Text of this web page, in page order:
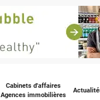
Cabinets d'affaires
Agences immobilières